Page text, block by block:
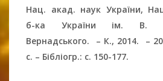
Нац. акад. наук України,
б-ка України ім. В.
Вернадського.
– К., 2014. –
c. – Бібліогр.: с. 150-177.